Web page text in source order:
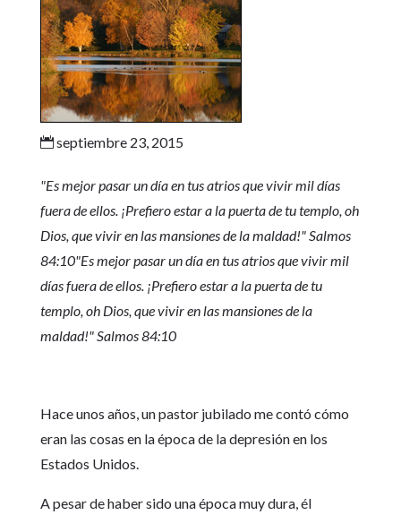
septiembre 23, 2015
"Es mejor pasar un día en tus atrios que vivir mil días
fuera de ellos. ¡Prefiero estar a la puerta de tu templo, oh
Dios, que vivir en las mansiones de la maldad!" Salmos
84:10"Es mejor pasar un día en tus atrios que vivir mil
días fuera de ellos. ¡Prefiero estar a la puerta de tu
templo, oh Dios, que vivir en las mansiones de la
maldad!" Salmos 84:10
Hace unos años, un pastor jubilado me contó cómo
eran las cosas en la época de la depresión en los
Estados Unidos.
A pesar de haber sido una época muy dura, él